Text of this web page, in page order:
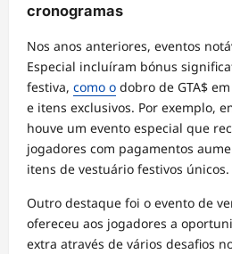
cronogramas
Nos anos anteriores, eventos
Especial incluíram bónus
festiva, como o dobro de GTA$
e itens exclusivos. Por exemplo,
houve um evento especial que
jogadores com pagamentos
itens de vestuário festivos únicos.
Outro destaque foi o evento de
ofereceu aos jogadores a
extra através de vários desafios